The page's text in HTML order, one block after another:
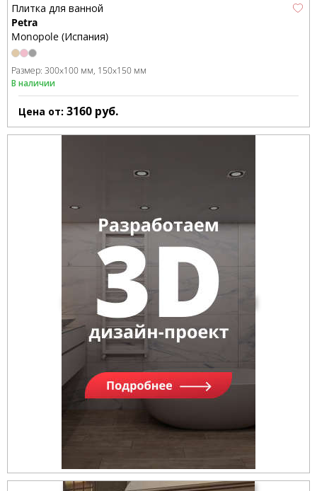
Плитка для ванной
Petra
Monopole (Испания)
Размер: 300x100 мм 150x150 мм
В наличии
Цена от: 3160 руб.